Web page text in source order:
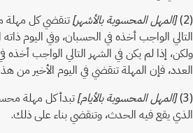
(2)
[المهل المحسوبة بالأشهر]تنقضي كل مهلة
التالي الواجب أخذه في الحسبان، وفي اليوم
ولكن، إذا لم يكن في الشهر التالي الواجب
العدد، فإن المهلة تنقضي في اليوم الأخير من
(3)
[المهل المحسوبة بالأيام]تبدأ كل مهلة
الذي يقع فيه الحدث، وتنقضي بناء على ذلك.